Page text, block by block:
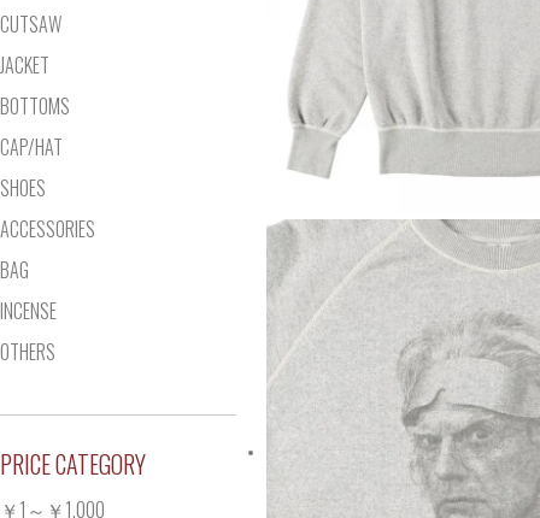
CUTSAW
JACKET
BOTTOMS
CAP/HAT
SHOES
ACCESSORIES
BAG
INCENSE
OTHERS
PRICE CATEGORY
￥1～￥1,000